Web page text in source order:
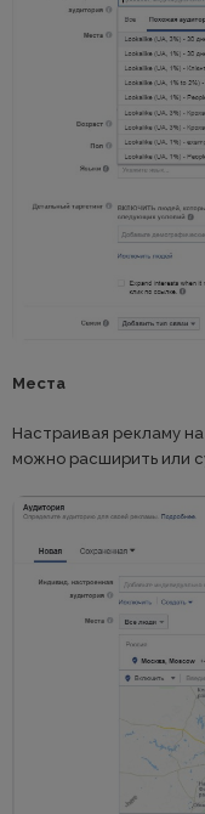
Места
Настраивая рекламу
можно расширить или